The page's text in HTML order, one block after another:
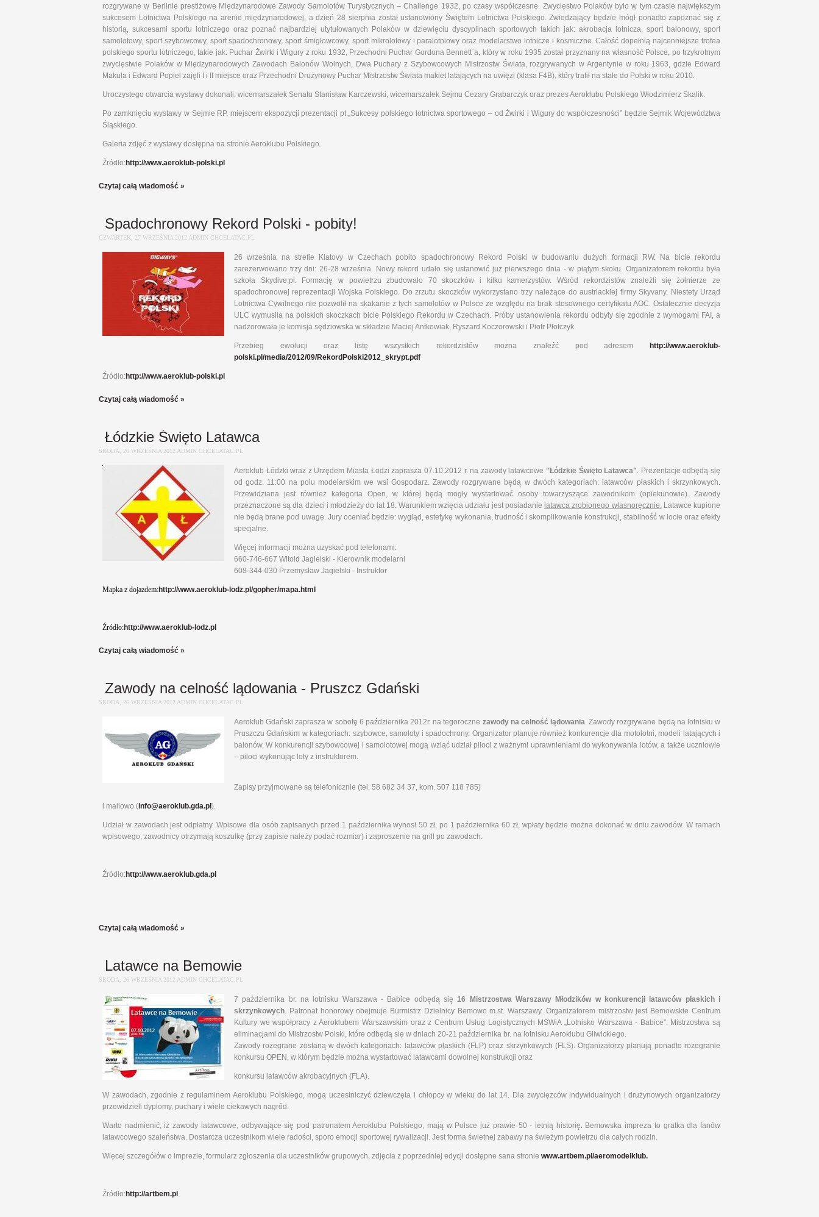
rozgrywane w Berlinie prestiżowe Międzynarodowe Zawody Samolotów Turystycznych – Challenge 1932, po czasy współczesne. Zwycięstwo Polaków było w tym czasie największym
sukcesem Lotnictwa Polskiego na arenie międzynarodowej, a dzień 28 sierpnia został ustanowiony Świętem Lotnictwa Polskiego. Zwiedzający będzie mógł ponadto zapoznać się z
historią, sukcesami sportu lotniczego oraz poznać najbardziej utytułowanych Polaków w dziewięciu dyscyplinach sportowych takich jak: akrobacja lotnicza, sport balonowy, sport
samolotowy, sport szybowcowy, sport spadochronowy, sport śmigłowcowy, sport mikrolotowy i paralotniowy oraz modelarstwo lotnicze i kosmiczne. Całość dopełnią najcenniejsze trofea
polskiego sportu lotniczego, takie jak: Puchar Żwirki i Wigury z roku 1932, Przechodni Puchar Gordona Bennett`a, który w roku 1935 został przyznany na własność Polsce, po trzykrotnym
zwycięstwie Polaków w Międzynarodowych Zawodach Balonów Wolnych, Dwa Puchary z Szybowcowych Mistrzostw Świata, rozgrywanych w Argentynie w roku 1963, gdzie Edward
Makula i Edward Popiel zajęli I i II miejsce oraz Przechodni Drużynowy Puchar Mistrzostw Świata makiet latających na uwięzi (klasa F4B), który trafił na stałe do Polski w roku 2010.
Uroczystego otwarcia wystawy dokonali: wicemarszałek Senatu Stanisław Karczewski, wicemarszałek Sejmu Cezary Grabarczyk oraz prezes Aeroklubu Polskiego Włodzimierz Skalik.
Po zamknięciu wystawy w Sejmie RP, miejscem ekspozycji prezentacji pt.„Sukcesy polskiego lotnictwa sportowego – od Żwirki i Wigury do współczesności” będzie Sejmik Województwa
Śląskiego.
Galeria zdjęć z wystawy dostępna na stronie Aeroklubu Polskiego.
Źródło:http://www.aeroklub-polski.pl
Czytaj całą wiadomość »
Spadochronowy Rekord Polski - pobity!
CZWARTEK, 27 WRZEŚNIA 2012 ADMIN CHCELATAC.PL
26 września na strefie Klatovy w Czechach pobito spadochronowy Rekord Polski w budowaniu dużych formacji RW. Na bicie rekordu
zarezerwowano trzy dni: 26-28 września. Nowy rekord udało się ustanowić już pierwszego dnia - w piątym skoku. Organizatorem rekordu była
szkoła Skydive.pl. Formację w powietrzu zbudowało 70 skoczków i kilku kamerzystów. Wśród rekordzistów znaleźli się żołnierze ze
spadochronowej reprezentacji Wojska Polskiego. Do zrzutu skoczków wykorzystano trzy należące do austriackiej firmy Skyvany. Niestety Urząd
Lotnictwa Cywilnego nie pozwolił na skakanie z tych samolotów w Polsce ze względu na brak stosownego certyfikatu AOC. Ostatecznie decyzja
ULC wymusiła na polskich skoczkach bicie Polskiego Rekordu w Czechach. Próby ustanowienia rekordu odbyły się zgodnie z wymogami FAI, a
nadzorowała je komisja sędziowska w składzie Maciej Antkowiak, Ryszard Koczorowski i Piotr Płotczyk.
Przebieg ewolucji oraz listę wszystkich rekordzistów można znaleźć pod adresem
http://www.aeroklub-
polski.pl/media/2012/09/RekordPolski2012_skrypt.pdf
Źródło:http://www.aeroklub-polski.pl
Czytaj całą wiadomość »
Łódzkie Święto Latawca
ŚRODA, 26 WRZEŚNIA 2012 ADMIN CHCELATAC.PL
Aeroklub Łódzki wraz z Urzędem Miasta Łodzi zaprasza 07.10.2012 r. na zawody latawcowe "Łódzkie Święto Latawca". Prezentacje odbędą się
od godz. 11:00 na polu modelarskim we wsi Gospodarz. Zawody rozgrywane będą w dwóch kategoriach: latawców płaskich i skrzynkowych.
Przewidziana jest również kategoria Open, w której będą mogły wystartować osoby towarzyszące zawodnikom (opiekunowie). Zawody
przeznaczone są dla dzieci i młodzieży do lat 18. Warunkiem wzięcia udziału jest posiadanie latawca zrobionego własnoręcznie.Latawce kupione
nie będą brane pod uwagę. Jury oceniać będzie: wygląd, estetykę wykonania, trudność i skomplikowanie konstrukcji, stabilność w locie oraz efekty
specjalne.
Więcej informacji można uzyskać pod telefonami:
660-746-667 Witold Jagielski - Kierownik modelarni
608-344-030 Przemysław Jagielski - Instruktor
Mapka z dojazdem:http://www.aeroklub-lodz.pl/gopher/mapa.html
Źródło:http://www.aeroklub-lodz.pl
Czytaj całą wiadomość »
Zawody na celność lądowania - Pruszcz Gdański
ŚRODA, 26 WRZEŚNIA 2012 ADMIN CHCELATAC.PL
Aeroklub Gdański zaprasza w sobotę 6 października 2012r. na tegoroczne zawody na celność lądowania. Zawody rozgrywane będą na lotnisku w
Pruszczu Gdańskim w kategoriach: szybowce, samoloty i spadochrony. Organizator planuje również konkurencje dla motolotni, modeli latających i
balonów. W konkurencji szybowcowej i samolotowej mogą wziąć udział piloci z ważnymi uprawnieniami do wykonywania lotów, a także uczniowie
– piloci wykonując loty z instruktorem.
Zapisy przyjmowane są telefonicznie (tel. 58 682 34 37, kom. 507 118 785)
i mailowo (info@aeroklub.gda.pl ).
Udział w zawodach jest odpłatny. Wpisowe dla osób zapisanych przed 1 października wynosi 50 zł, po 1 października 60 zł, wpłaty będzie można dokonać w dniu zawodów. W ramach
wpisowego, zawodnicy otrzymają koszulkę (przy zapisie należy podać rozmiar) i zaproszenie na grill po zawodach.
Źródło:http://www.aeroklub.gda.pl
Czytaj całą wiadomość »
Latawce na Bemowie
ŚRODA, 26 WRZEŚNIA 2012 ADMIN CHCELATAC.PL
7 października br. na lotnisku Warszawa - Babice odbędą się16 Mistrzostwa Warszawy Młodzików w konkurencji latawców płaskich i
skrzynkowych. Patronat honorowy obejmuje Burmistrz Dzielnicy Bemowo m.st. Warszawy. Organizatorem mistrzostw jest Bemowskie Centrum
Kultury we współpracy z Aeroklubem Warszawskim oraz z Centrum Usług Logistycznych MSWiA „Lotnisko Warszawa - Babice”. Mistrzostwa są
eliminacjami do Mistrzostw Polski, które odbędą się w dniach 20-21 października br. na lotnisku Aeroklubu Gliwickiego.
Zawody rozegrane zostaną w dwóch kategoriach: latawców płaskich (FLP) oraz skrzynkowych (FLS). Organizatorzy planują ponadto rozegranie
konkursu OPEN, w którym będzie można wystartować latawcami dowolnej konstrukcji oraz
konkursu latawców akrobacyjnych (FLA).
W zawodach, zgodnie z regulaminem Aeroklubu Polskiego, mogą uczestniczyć dziewczęta i chłopcy w wieku do lat 14. Dla zwycięzców indywidualnych i drużynowych organizatorzy
przewidzieli dyplomy, puchary i wiele ciekawych nagród.
Warto nadmienić, iż zawody latawcowe, odbywające się pod patronatem Aeroklubu Polskiego, mają w Polsce już prawie 50 - letnią historię. Bemowska impreza to gratka dla fanów
latawcowego szaleństwa. Dostarcza uczestnikom wiele radości, sporo emocji sportowej rywalizacji. Jest forma świetnej zabawy na świeżym powietrzu dla całych rodzin.
Więcej szczegółów o imprezie, formularz zgłoszenia dla uczestników grupowych, zdjęcia z poprzedniej edycji dostępne sana stronie www.artbem.pl/aeromodelklub.
Źródło:http://artbem.pl